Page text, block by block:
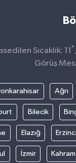
Sıcaklık: 11 °
Görüş
Ağrı
Bilecik
Elazığ
İzmir